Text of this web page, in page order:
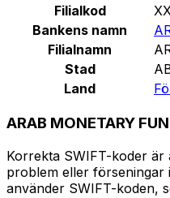
Filialkod
Bankens namn
Filialnamn
Stad
Land
ARAB MONETARY
Korrekta SWIFT-koder
problem eller förseningar
använder SWIFT-koden,